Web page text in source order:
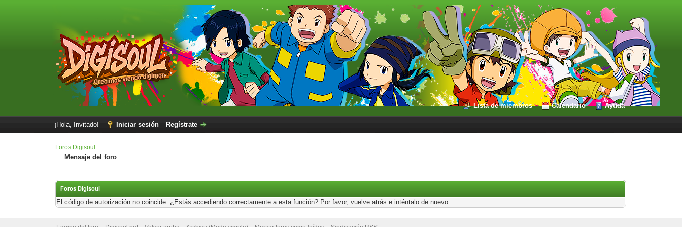
Lista de miembros Calendario Ayuda
¡Hola, Invitado! Iniciar sesión Regístrate
Foros Digisoul
Mensaje del foro
Foros Digisoul
El código de autorización no coincide. ¿Estás accediendo correctamente a esta función? Por favor, vuelve atrás e inténtalo de nuevo.